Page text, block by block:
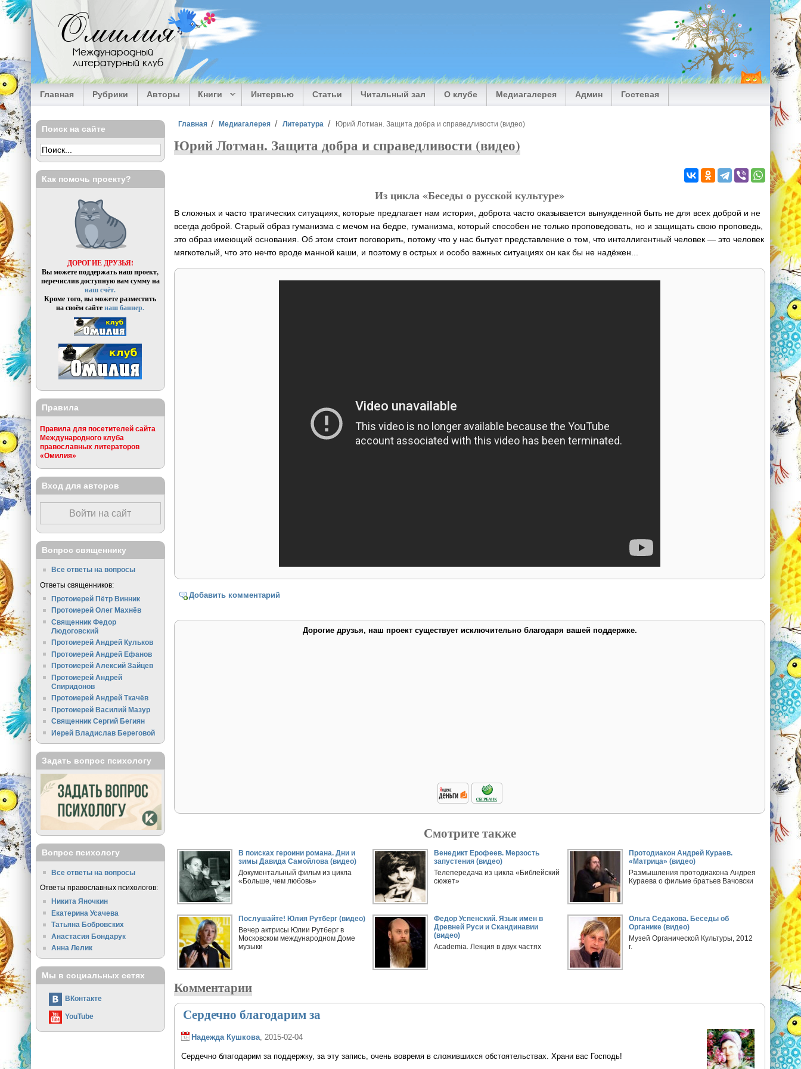
Перейти к основному содержанию
Омилия
Международный
литературный клуб
Главная Рубрики Авторы Книги Интервью Статьи Читальный зал О клубе Медиагалерея Админ Гостевая
Вы здесь
Главная Медиагалерея Литература Юрий Лотман. Защита добра и справедливости (видео)
Юрий Лотман. Защита добра и справедливости (видео)
Из цикла «Беседы о русской культуре»
В сложных и часто трагических ситуациях, которые предлагает нам история, доброта часто оказывается вынужденной быть не для всех доброй и не
всегда доброй. Старый образ гуманизма с мечом на бедре, гуманизма, который способен не только проповедовать, но и защищать свою проповедь,
это образ имеющий основания. Об этом стоит поговорить, потому что у нас бытует представление о том, что интеллигентный человек — это человек
мягкотелый, что это нечто вроде манной каши, и поэтому в острых и особо важных ситуациях он как бы не надёжен...
Добавить комментарий
Дорогие друзья, наш проект существует исключительно благодаря вашей поддержке.
Смотрите также
В поисках героини романа. Дни и
зимы Давида Самойлова (видео)
Документальный фильм из цикла
«Больше, чем любовь»
Венедикт Ерофеев. Мерзость
запустения (видео)
Телепередача из цикла «Библейский
сюжет»
Протодиакон Андрей Кураев.
«Матрица» (видео)
Размышления протодиакона Андрея
Кураева о фильме братьев Вачовски
Послушайте! Юлия Рутберг (видео)
Вечер актрисы Юлии Рутберг в
Московском международном Доме
музыки
Федор Успенский. Язык имен в
Древней Руси и Скандинавии
(видео)
Academia. Лекция в двух частях
Ольга Седакова. Беседы об
Органике (видео)
Музей Органической Культуры, 2012
г.
Комментарии
Сердечно благодарим за
Надежда Кушкова, 2015-02-04
Сердечно благодарим за поддержку, за эту запись, очень вовремя в сложившихся обстоятельствах. Храни вас Господь!
Поиск на сайте
Как помочь проекту?
ДОРОГИЕ ДРУЗЬЯ!
Вы можете поддержать наш проект,
перечислив доступную вам сумму на
наш счёт.
Кроме того, вы можете разместить
на своём сайтенаш баннер.
Правила
Правила для посетителей сайта
Международного клуба
православных литераторов
«Омилия»
Вход для авторов
Войти на сайт
Вопрос священнику
Все ответы на вопросы
Ответы священников:
Протоиерей Пётр Винник
Протоиерей Олег Махнёв
Священник Федор
Людоговский
Протоиерей Андрей Кульков
Протоиерей Андрей Ефанов
Протоиерей Алексий Зайцев
Протоиерей Андрей
Спиридонов
Протоиерей Андрей Ткачёв
Протоиерей Василий Мазур
Священник Сергий Бегиян
Иерей Владислав Береговой
Задать вопрос психологу
Вопрос психологу
Все ответы на вопросы
Ответы православных психологов:
Никита Яночкин
Екатерина Усачева
Татьяна Бобровских
Анастасия Бондарук
Анна Лелик
Мы в социальных сетях
ВКонтакте
YouTube